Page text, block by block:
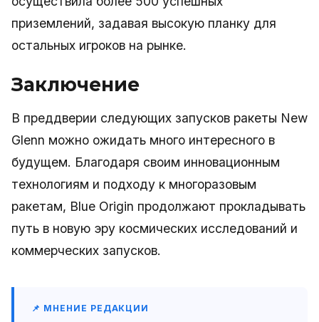
приземлений, задавая высокую планку для
остальных игроков на рынке.
Заключение
В преддверии следующих запусков ракеты New
Glenn можно ожидать много интересного в
будущем. Благодаря своим инновационным
технологиям и подходу к многоразовым
ракетам, Blue Origin продолжают прокладывать
путь в новую эру космических исследований и
коммерческих запусков.
📌 МНЕНИЕ РЕДАКЦИИ